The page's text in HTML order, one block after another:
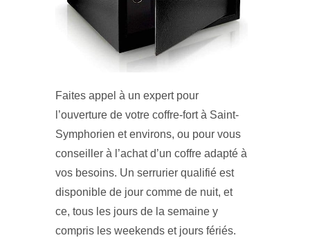
Faites appel à un expert pour
l’ouverture de votre coffre-fort à Saint-
Symphorien et environs, ou pour vous
conseiller à l’achat d’un coffre adapté à
vos besoins. Un serrurier qualifié est
disponible de jour comme de nuit, et
ce, tous les jours de la semaine y
compris les weekends et jours fériés.